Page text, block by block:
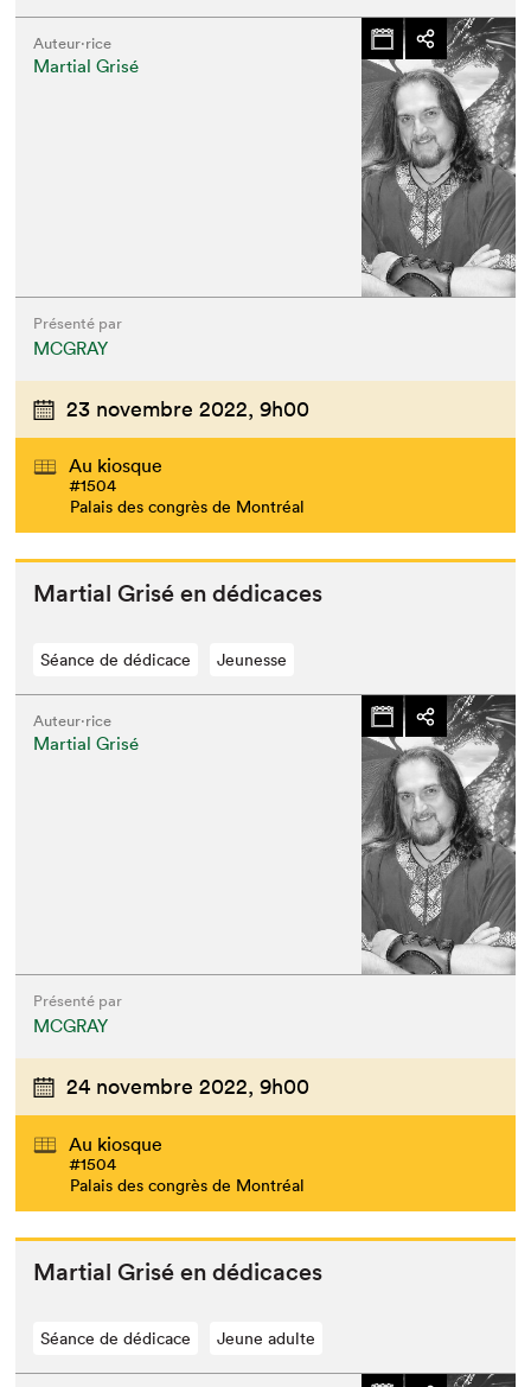
Auteur·rice
Martial Grisé
Présenté par
MCGRAY
23 novembre 2022, 9h00
Au kiosque
#1504
Palais des congrès de Montréal
Mar­tial Grisé en dédicaces
Séance de dédicace Jeunesse
Auteur·rice
Martial Grisé
Présenté par
MCGRAY
24 novembre 2022, 9h00
Au kiosque
#1504
Palais des congrès de Montréal
Mar­tial Grisé en dédicaces
Séance de dédicace Jeune adulte